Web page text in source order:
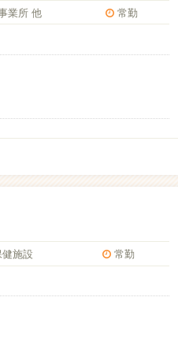
業所 他 常勤
施設 常勤